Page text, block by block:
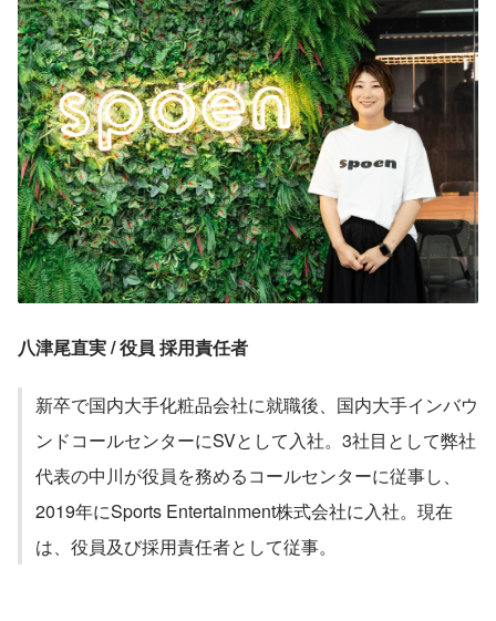
八津尾直実 / 役員 採用責任者
新卒で国内大手化粧品会社に就職後、国内大手インバウ
ンドコールセンターにSVとして入社。3社目として弊社
代表の中川が役員を務めるコールセンターに従事し、
2019年にSports Entertainment株式会社に入社。現在
は、役員及び採用責任者として従事。